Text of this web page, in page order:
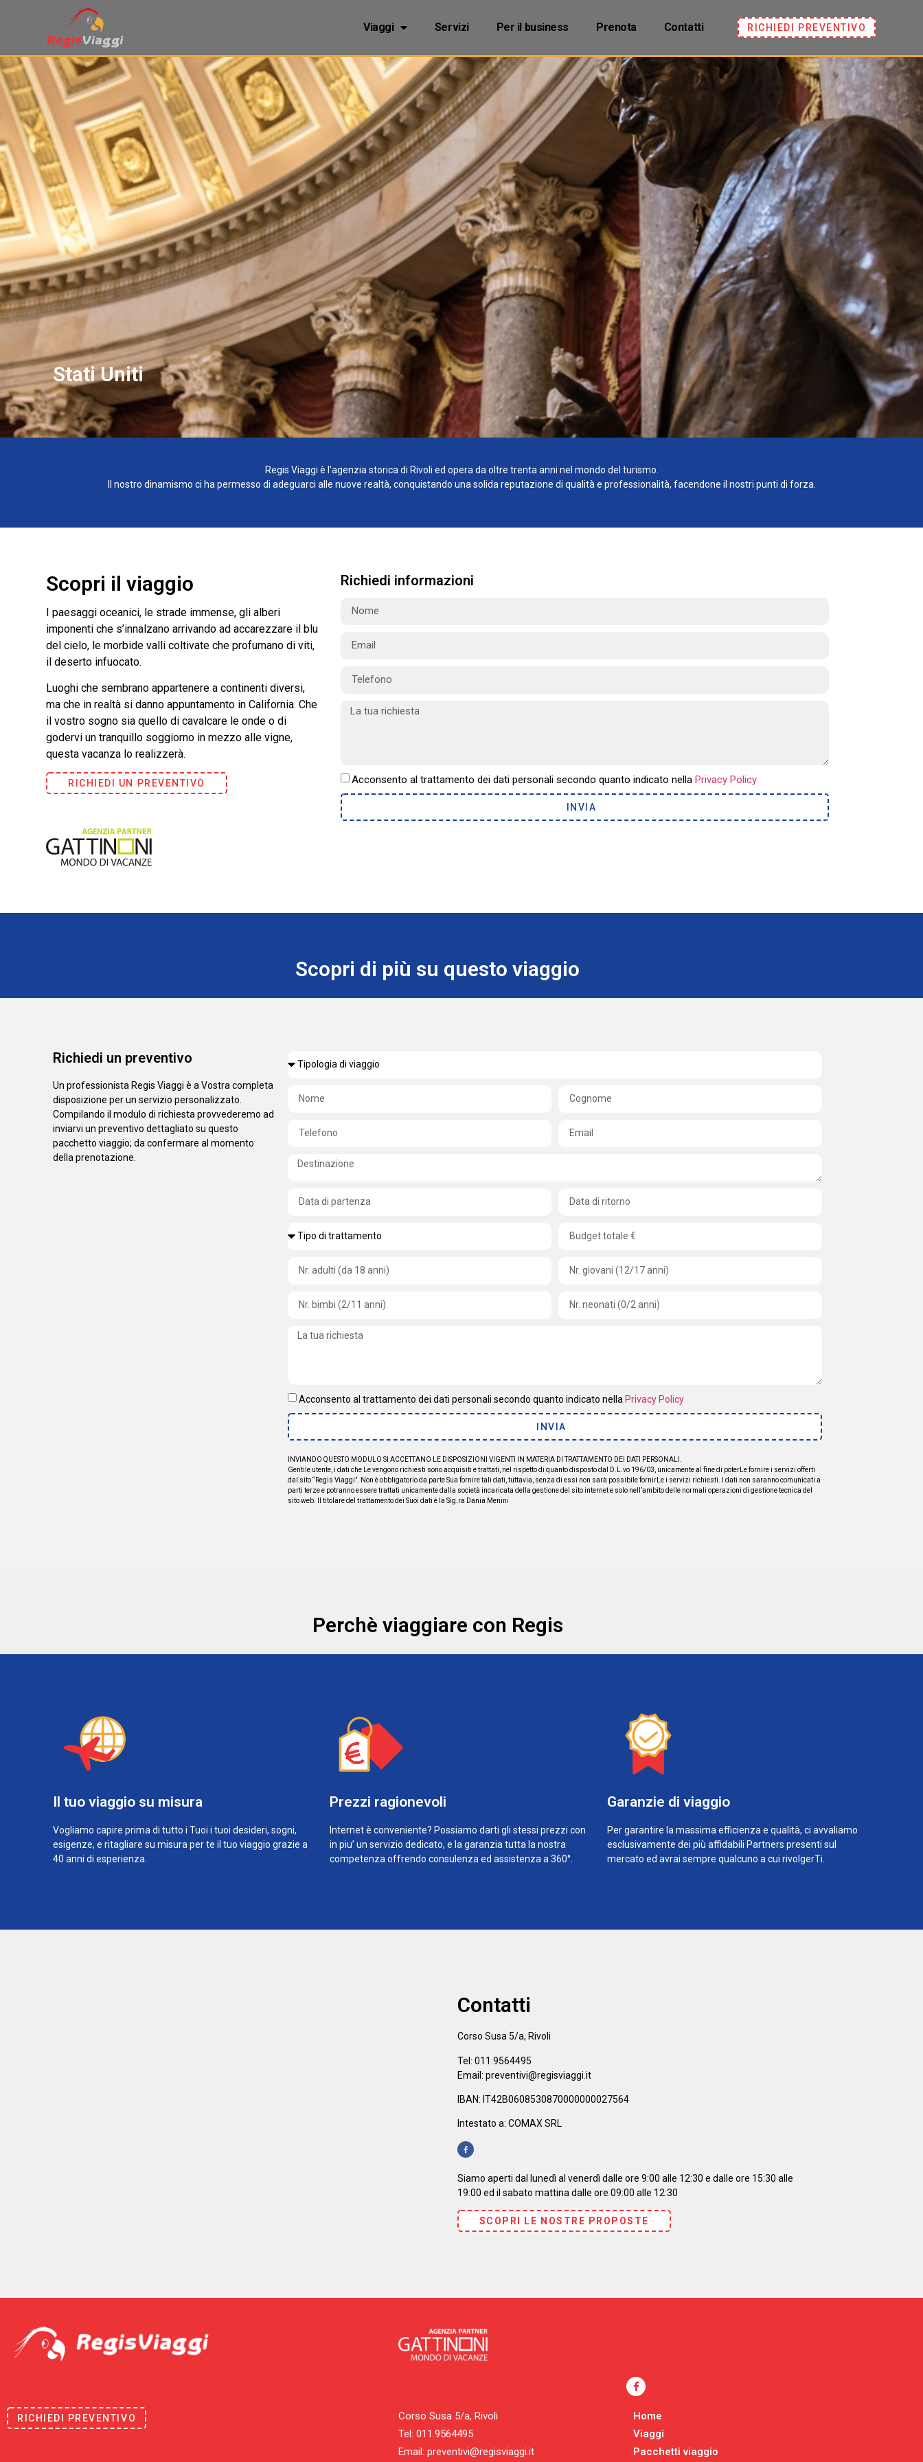
Viaggi Servizi Per il business Prenota Contatti RICHIEDI PREVENTIVO
Stati Uniti
Regis Viaggi è l’agenzia storica di Rivoli ed opera da oltre trenta anni nel mondo del turismo.
Il nostro dinamismo ci ha permesso di adeguarci alle nuove realtà, conquistando una solida reputazione di qualità e professionalità, facendone il nostri punti di forza.
Scopri il viaggio
I paesaggi oceanici, le strade immense, gli alberi
imponenti che s’innalzano arrivando ad accarezzare il blu
del cielo, le morbide valli coltivate che profumano di viti,
il deserto infuocato.
Luoghi che sembrano appartenere a continenti diversi,
ma che in realtà si danno appuntamento in California. Che
il vostro sogno sia quello di cavalcare le onde o di
godervi un tranquillo soggiorno in mezzo alle vigne,
questa vacanza lo realizzerà.
RICHIEDI UN PREVENTIVO
Richiedi informazioni
Acconsento al trattamento dei dati personali secondo quanto indicato nellaPrivacy Policy
INVIA
Scopri di più su questo viaggio
Richiedi un preventivo
Un professionista Regis Viaggi è a Vostra completa
disposizione per un servizio personalizzato.
Compilando il modulo di richiesta provvederemo ad
inviarvi un preventivo dettagliato su questo
pacchetto viaggio; da confermare al momento
della prenotazione.
Acconsento al trattamento dei dati personali secondo quanto indicato nella Privacy Policy
INVIA
INVIANDO QUESTO MODULO SI ACCETTANO LE DISPOSIZIONI VIGENTI IN MATERIA DI TRATTAMENTO DEI DATI PERSONALI.
Gentile utente, i dati che Le vengono richiesti sono acquisiti e trattati, nel rispetto di quanto disposto dal D.L.vo 196/03, unicamente al fine di poterLe fornire i servizi offerti
dal sito “Regis Viaggi”. Non è obbligatorio da parte Sua fornire tali dati, tuttavia, senza di essi non sarà possibile fornirLe i servizi richiesti. I dati non saranno comunicati a
parti terze e potranno essere trattati unicamente dalla società incaricata della gestione del sito internet e solo nell’ambito delle normali operazioni di gestione tecnica del
sito web. Il titolare del trattamento dei Suoi dati è la Sig.ra Dania Menini
Perchè viaggiare con Regis
Il tuo viaggio su misura
Vogliamo capire prima di tutto i Tuoi i tuoi desideri, sogni,
esigenze, e ritagliare su misura per te il tuo viaggio grazie a
40 anni di esperienza.
Prezzi ragionevoli
Internet è conveniente? Possiamo darti gli stessi prezzi con
in piu’ un servizio dedicato, e la garanzia tutta la nostra
competenza offrendo consulenza ed assistenza a 360°.
Garanzie di viaggio
Per garantire la massima efficienza e qualità, ci avvaliamo
esclusivamente dei più affidabili Partners presenti sul
mercato ed avrai sempre qualcuno a cui rivolgerTi.
Contatti
Corso Susa 5/a, Rivoli
Tel: 011.9564495
Email: preventivi@regisviaggi.it
IBAN: IT42B0608530870000000027564
Intestato a: COMAX SRL
Siamo aperti dal lunedì al venerdì dalle ore 9:00 alle 12:30 e dalle ore 15:30 alle
19:00 ed il sabato mattina dalle ore 09:00 alle 12:30
SCOPRI LE NOSTRE PROPOSTE
RICHIEDI PREVENTIVO
Corso Susa 5/a, Rivoli
Tel: 011.9564495
Email: preventivi@regisviaggi.it
Home
Viaggi
Pacchetti viaggio